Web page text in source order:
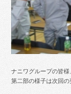
ナニワグループの皆
第二部の様子は次回